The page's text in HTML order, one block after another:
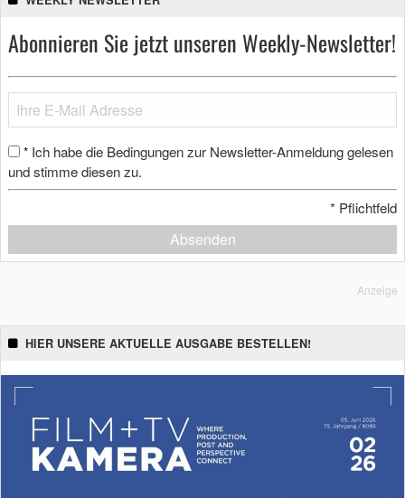
Abonnieren Sie jetzt unseren Weekly-Newsletter!
* Ich habe die Bedingungen zur Newsletter-Anmeldung gelesen
und stimme diesen zu.
* Pflichtfeld
Absenden
Anzeige
HIER UNSERE AKTUELLE AUSGABE BESTELLEN!